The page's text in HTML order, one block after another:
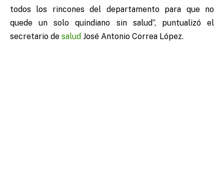
todos los rincones del departamento para que no
quede un solo quindiano sin salud”, puntualizó el
secretario de salud José Antonio Correa López.